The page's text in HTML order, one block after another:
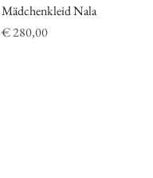
Schnellansicht
Mädchenkleid Nala
Preis
€ 280,00